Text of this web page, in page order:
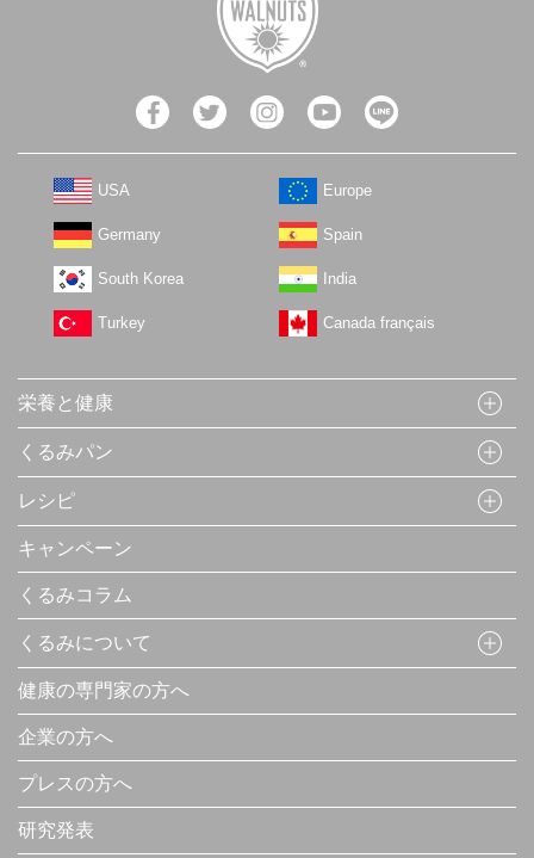
USA Europe
Germany Spain
South Korea India
Turkey Canada français
栄養と健康
くるみパン
レシピ
キャンペーン
くるみコラム
くるみについて
健康の専門家の方へ
企業の方へ
プレスの方へ
研究発表